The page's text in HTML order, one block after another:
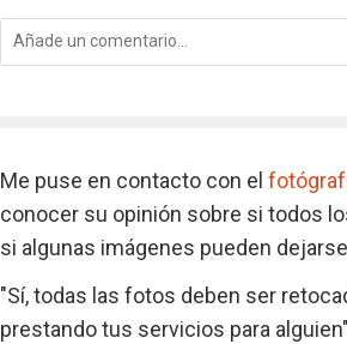
Me puse en contacto con el
conocer su opinión sobre si todos
si algunas imágenes pueden
"Sí, todas las fotos deben ser
prestando tus servicios para